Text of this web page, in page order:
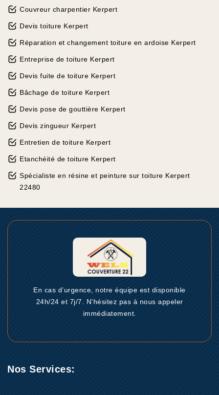
Couvreur charpentier Kerpert
Devis toiture Kerpert
Réparation et changement toiture en ardoise Kerpert
Entreprise de toiture Kerpert
Devis fuite de toiture Kerpert
Bâchage de toiture Kerpert
Devis pose de gouttière Kerpert
Devis zingueur Kerpert
Entretien de toiture Kerpert
Etanchéité de toiture Kerpert
Spécialiste en résine et peinture sur toiture Kerpert
22480
En cas d’urgence, notre équipe est disponible
24h/24 et 7j/7. N’hésitez pas à nous appeler
immédiatement.
Nos Services: